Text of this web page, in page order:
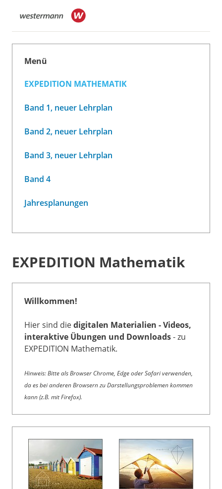
Menü
EXPEDITION MATHEMATIK
Band 1, neuer Lehrplan
Band 2, neuer Lehrplan
Band 3, neuer Lehrplan
Band 4
Jahresplanungen
EXPEDITION Mathematik
Willkommen!
Hier sind diedigitalen Materialien - Videos,
interaktive Übungen und Downloads- zu
EXPEDITION Mathematik.
Hinweis: Bitte als Browser Chrome, Edge oder Safari verwenden,
da es bei anderen Browsern zu Darstellungsproblemen kommen
kann (z.B. mit Firefox).